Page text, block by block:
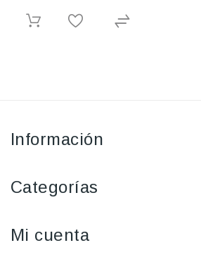
Información
Categorías
Mi cuenta